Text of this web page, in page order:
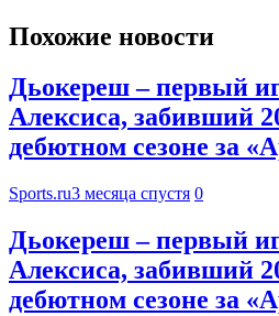
Похожие новости
Дьокереш – первый
Алексиса, забивший
дебютном сезоне за
Sports.ru3 месяца спустя 0
Дьокереш – первый
Алексиса, забивший
дебютном сезоне за